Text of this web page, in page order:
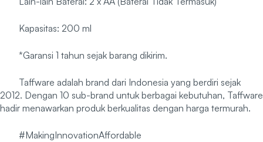
Kapasitas: 200 ml
*Garansi 1 tahun sejak barang dikirim.
Taffware adalah brand dari Indonesia yang berdiri sejak
2012. Dengan 10 sub-brand untuk berbagai kebutuhan, Taffware
hadir menawarkan produk berkualitas dengan harga termurah.
#MakingInnovationAffordable